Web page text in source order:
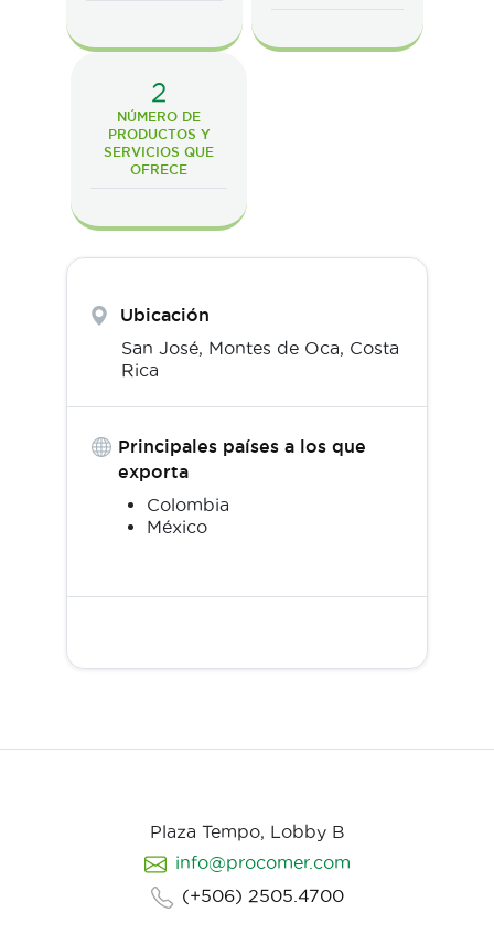
2
NÚMERO DE
PRODUCTOS Y
SERVICIOS QUE
OFRECE
Ubicación
San José, Montes de Oca, Costa
Rica
Principales países a los que
exporta
Colombia
México
Plaza Tempo, Lobby B
info@procomer.com
(+506) 2505.4700